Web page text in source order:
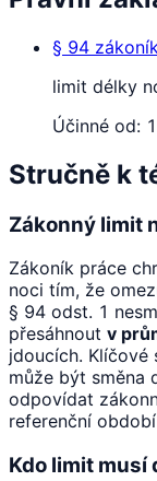
§ 94
limit délky
Účinné od:
Stručně k
Zákonný limit
Zákoník práce
noci tím, že
§ 94 odst. 1
přesáhnout v
jdoucích.
může být směna
odpovídat
referenční
Kdo limit musí